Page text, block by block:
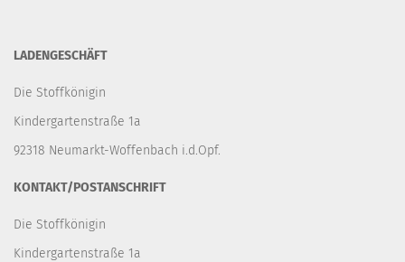
LADENGESCHÄFT
Die Stoffkönigin
Kindergartenstraße 1a
92318 Neumarkt-Woffenbach i.d.Opf.
KONTAKT/POSTANSCHRIFT
Die Stoffkönigin
Kindergartenstraße 1a